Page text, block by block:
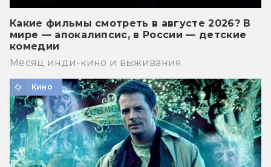
Какие фильмы смотреть в августе 2026? В
мире — апокалипсис, в России — детские
комедии
Месяц инди-кино и выживания.
Кино